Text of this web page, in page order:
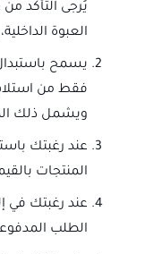
يُرجى التأكد
العبوة
يسمح
فقط من استلام
ويشمل ذلك
عند رغبتك
المنتجات
عند رغبتك في
الطلب